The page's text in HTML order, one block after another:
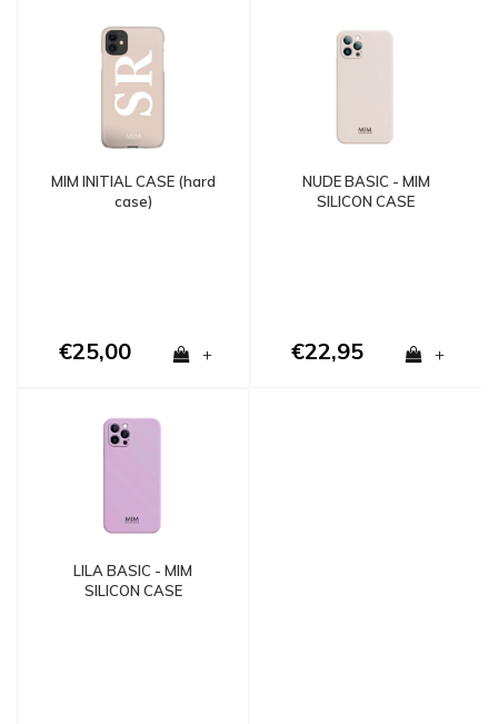
MIM INITIAL CASE (hard
case)
€25,00 +
NUDE BASIC - MIM
SILICON CASE
€22,95 +
LILA BASIC - MIM
SILICON CASE